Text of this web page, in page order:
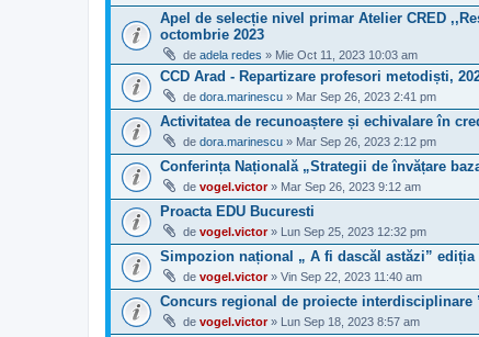
Apel de selecție nivel primar Atelier CRED
octombrie 2023
de adela redes » Mie Oct 11, 2023 10:03 am
CCD Arad - Repartizare profesori metodiști,
de dora.marinescu » Mar Sep 26, 2023 2:41 pm
Activitatea de recunoaștere și echivalare în
de dora.marinescu » Mar Sep 26, 2023 2:12 pm
Conferința Națională „Strategii de învățare
de vogel.victor» Mar Sep 26, 2023 9:12 am
Proacta EDU Bucuresti
de vogel.victor» Lun Sep 25, 2023 12:32 pm
Simpozion național „ A fi dascăl astăzi” ediția
de vogel.victor» Vin Sep 22, 2023 11:40 am
Concurs regional de proiecte interdisciplinare
de vogel.victor» Lun Sep 18, 2023 8:57 am